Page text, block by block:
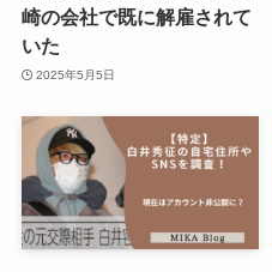
崎の会社で既に解雇されて
いた
2025年5月5日